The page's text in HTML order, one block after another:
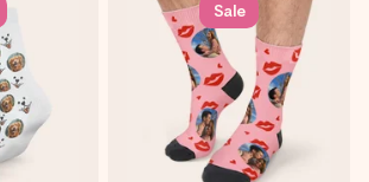
Sale